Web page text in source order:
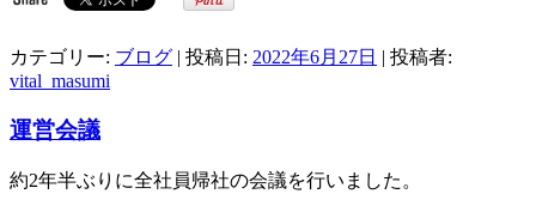
カテゴリー: ブログ | 投稿日: 2022年6月27日 | 投稿者:
vital_masumi
運営会議
約2年半ぶりに全社員帰社の会議を行いました。